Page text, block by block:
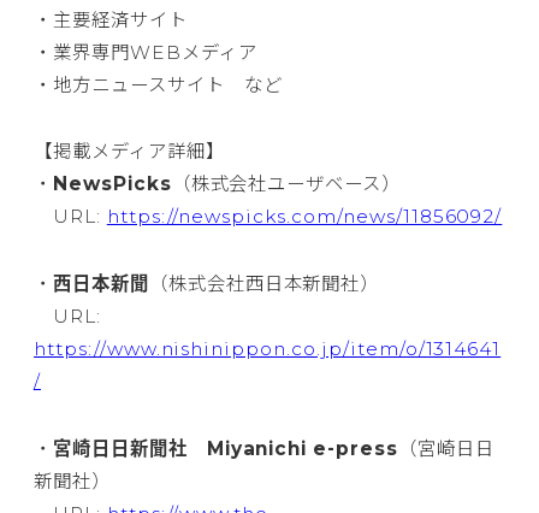
・主要経済サイト
・業界専門WEBメディア
・地方ニュースサイト など
【掲載メディア詳細】
・ NewsPicks （株式会社ユーザベース）
URL: https://newspicks.com/news/11856092/
・ 西日本新聞
（株式会社西日本新聞社）
URL:
https://www.nishinippon.co.jp/item/o/1314641
/
・ 宮崎日日新聞社 Miyanichi e-press （宮崎日日
新聞社）